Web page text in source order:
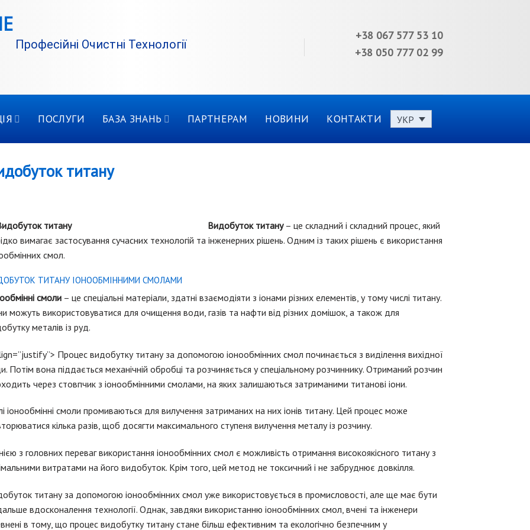
Професійні Очистні Технології
+38 067 577 53 10
+38 050 777 02 99
ПОСЛУГИ БАЗА ЗНАНЬ ПАРТНЕРАМ НОВИНИ КОНТАКТИ УКР
титану
Видобуток титану– це складний і складний процес, який
вимагає застосування сучасних технологій та інженерних рішень. Одним із таких рішень є використання
смол.
ТИТАНУ ІОНООБМІННИМИ СМОЛАМИ
смоли– це спеціальні матеріали, здатні взаємодіяти з іонами різних елементів, у тому числі титану.
можуть використовуватися для очищення води, газів та нафти від різних домішок, а також для
металів із руд.
Процес видобутку титану за допомогою іонообмінних смол починається з виділення вихідної
Потім вона піддається механічній обробці та розчиняється у спеціальному розчиннику. Отриманий розчин
через стовпчик з іонообмінними смолами, на яких залишаються затриманими титанові іони.
іонообмінні смоли промиваються для вилучення затриманих на них іонів титану. Цей процес може
кілька разів, щоб досягти максимального ступеня вилучення металу із розчину.
з головних переваг використання іонообмінних смол є можливість отримання високоякісного титану з
витратами на його видобуток. Крім того, цей метод не токсичний і не забруднює довкілля.
титану за допомогою іонообмінних смол уже використовується в промисловості, але ще має бути
вдосконалення технології. Однак, завдяки використанню іонообмінних смол, вчені та інженери
в тому, що процес видобутку титану стане більш ефективним та екологічно безпечним у